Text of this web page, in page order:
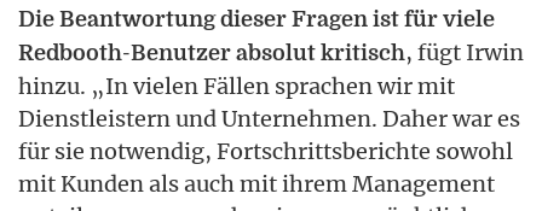
Die Beantwortung dieser Fragen ist für viele
Redbooth-Benutzer absolut kritisch, fügt Irwin
hinzu. „In vielen Fällen sprachen wir mit
Dienstleistern und Unternehmen. Daher war es
für sie notwendig, Fortschrittsberichte sowohl
mit Kunden als auch mit ihrem Management